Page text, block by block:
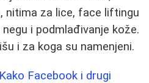
nitima za lice, face liftingu
i podmlađivanje kože.
i za koga su namenjeni.
Facebook i drugi